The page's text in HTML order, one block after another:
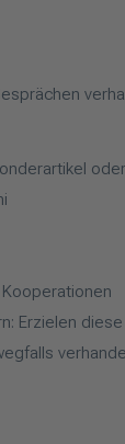
Erzielen